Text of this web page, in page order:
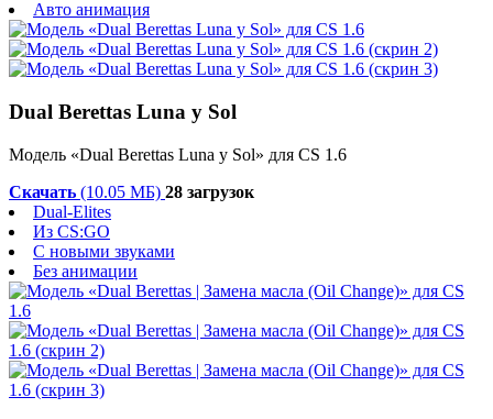
Авто анимация
Dual Berettas Luna y Sol
Модель «Dual Berettas Luna y Sol» для CS 1.6
Скачать (10.05 МБ) 28 загрузок
Dual-Elites
Из CS:GO
С новыми звуками
Без анимации